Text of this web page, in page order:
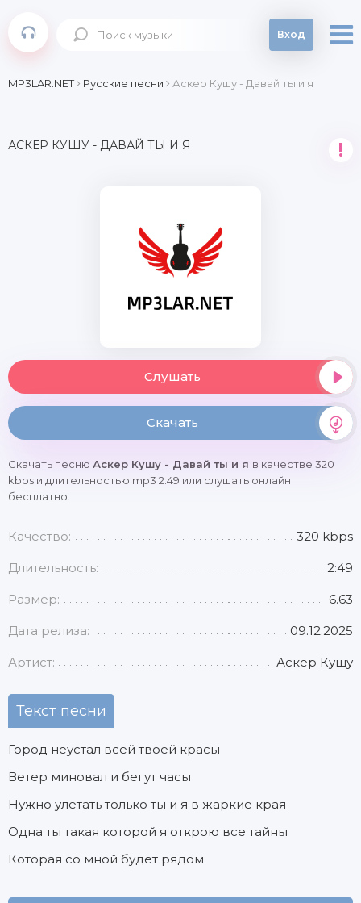
Вход
MP3LAR.NET Русские песни Аскер Кушу - Давай ты и я
АСКЕР КУШУ - ДАВАЙ ТЫ И Я !
Слушать
Скачать
Скачать песню Аскер Кушу - Давай ты и я в качестве 320
kbps и длительностью mp3 2:49 или слушать онлайн
бесплатно.
Качество: 320 kbps
Длительность: 2:49
Размер: 6.63
Дата релиза: 09.12.2025
Артист: Аскер Кушу
Текст песни
Город неустал всей твоей красы
Ветер миновал и бегут часы
Нужно улетать только ты и я в жаркие края
Одна ты такая которой я открою все тайны
Которая со мной будет рядом